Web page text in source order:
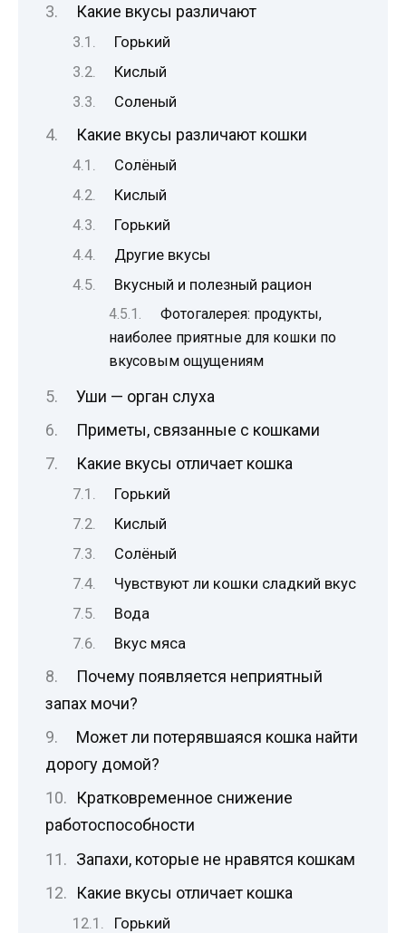
Какие вкусы различают
Горький
Кислый
Соленый
Какие вкусы различают кошки
Солёный
Кислый
Горький
Другие вкусы
Вкусный и полезный рацион
Фотогалерея: продукты,
наиболее приятные для кошки по
вкусовым ощущениям
Уши — орган слуха
Приметы, связанные с кошками
Какие вкусы отличает кошка
Горький
Кислый
Солёный
Чувствуют ли кошки сладкий вкус
Вода
Вкус мяса
Почему появляется неприятный
запах мочи?
Может ли потерявшаяся кошка найти
дорогу домой?
Кратковременное снижение
работоспособности
Запахи, которые не нравятся кошкам
Какие вкусы отличает кошка
Горький